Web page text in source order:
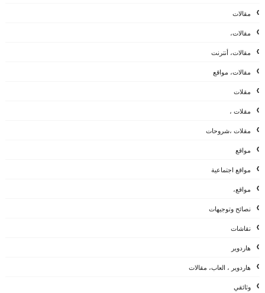
مقالات
مقالات،
مقالات، أنترنت
مقالات، مواقع
مقلات
مقلات ،
مقلات ،شروحات
مواقع
مواقع اجتماعية
مواقع،
نصائح وتوجيهات
نقاشات
هاردوير
هاردوير ، العاب، مقالات
وثائقي